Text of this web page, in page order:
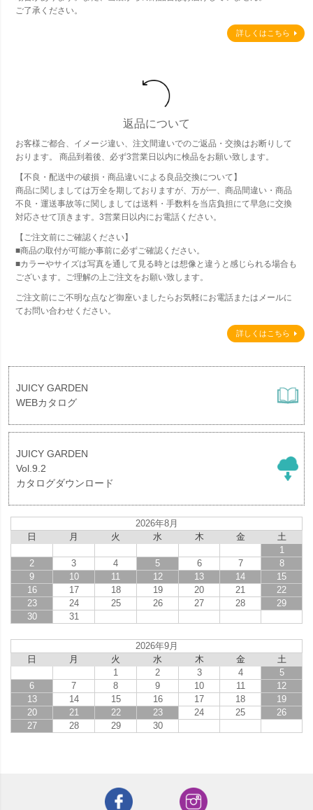
ご了承ください。
詳しくはこちら
返品について
お客様ご都合、イメージ違い、注文間違いでのご返品・交換はお断りして
おります。 商品到着後、必ず3営業日以内に検品をお願い致します。
【不良・配送中の破損・商品違いによる良品交換について】
商品に関しましては万全を期しておりますが、万が一、商品間違い・商品
不良・運送事故等に関しましては送料・手数料を当店負担にて早急に交換
対応させて頂きます。3営業日以内にお電話ください。
【ご注文前にご確認ください】
■商品の取付が可能か事前に必ずご確認ください。
■カラーやサイズは写真を通して見る時とは想像と違うと感じられる場合も
ございます。ご理解の上ご注文をお願い致します。
ご注文前にご不明な点など御座いましたらお気軽にお電話またはメールに
てお問い合わせください。
詳しくはこちら
JUICY GARDEN
WEBカタログ
JUICY GARDEN
Vol.9.2
カタログダウンロード
2026年8月
日
月 火 水 木 金
土
1
2
3 4 5 6 7
8
9
10 11 12 13 14
15
16
17 18 19 20 21
22
23
24 25 26 27 28
29
30
31
2026年9月
日
月 火 水 木 金
土
1
2 3 4
5
6
7 8 9 10 11
12
13
14 15 16 17 18
19
20
21 22 23 24 25
26
27
28 29 30